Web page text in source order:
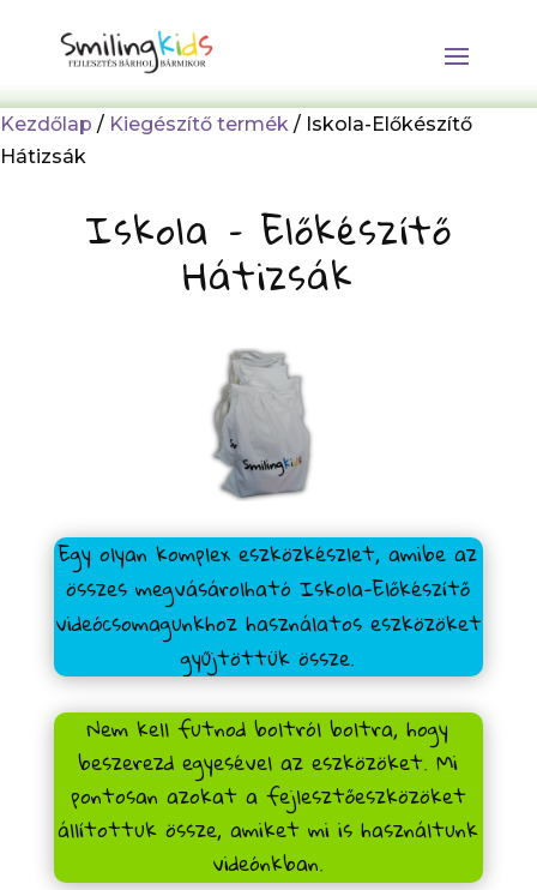
Kezdőlap / Kiegészítő termék / Iskola-Előkészítő
Hátizsák
Iskola – Előkészítő
Hátizsák
Egy olyan komplex eszközkészlet, amibe az
összes megvásárolható Iskola-Előkészítő
videócsomagunkhoz használatos eszközöket
gyűjtöttük össze.
Nem kell futnod boltról boltra, hogy
beszerezd egyesével az eszközöket. Mi
pontosan azokat a fejlesztőeszközöket
állítottuk össze, amiket mi is használtunk
videónkban.